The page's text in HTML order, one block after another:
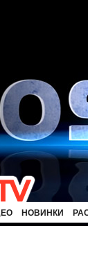
НОВИНКИ